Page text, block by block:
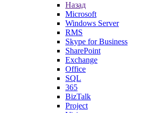
Назад
Microsoft
Windows Server
RMS
Skype for Business
SharePoint
Exchange
Office
SQL
365
BizTalk
Project